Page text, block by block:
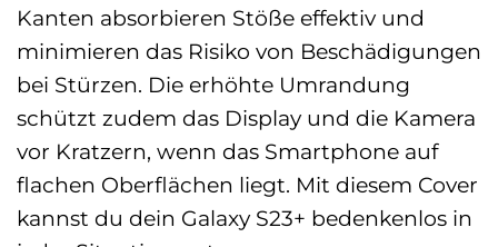
Kanten absorbieren Stöße effektiv und
minimieren das Risiko von Beschädigungen
bei Stürzen. Die erhöhte Umrandung
schützt zudem das Display und die Kamera
vor Kratzern, wenn das Smartphone auf
flachen Oberflächen liegt. Mit diesem Cover
kannst du dein Galaxy S23+ bedenkenlos in